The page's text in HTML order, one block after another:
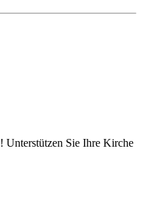
Unterstützen Sie Ihre Kirche